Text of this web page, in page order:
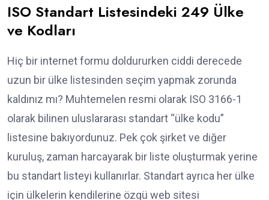
ISO Standart Listesindeki 249 Ülke
ve Kodları
Hiç bir internet formu doldururken ciddi derecede
uzun bir ülke listesinden seçim yapmak zorunda
kaldınız mı? Muhtemelen resmi olarak ISO 3166-1
olarak bilinen uluslararası standart “ülke kodu”
listesine bakıyordunuz. Pek çok şirket ve diğer
kuruluş, zaman harcayarak bir liste oluşturmak yerine
bu standart listeyi kullanırlar. Standart ayrıca her ülke
için ülkelerin kendilerine özgü web sitesi